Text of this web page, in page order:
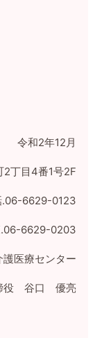
令和2年12月
2丁目4番1号2F
.06-6629-0123
6629-0203
医療センター
役 谷口 優亮